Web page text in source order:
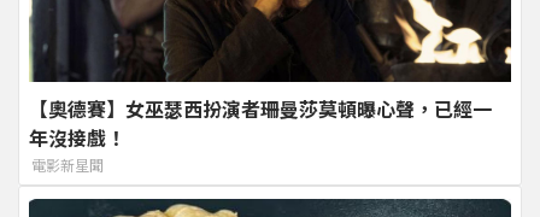
【奧德賽】女巫瑟西扮演者珊曼莎莫頓曝心聲，已經一
年沒接戲！
電影新星聞